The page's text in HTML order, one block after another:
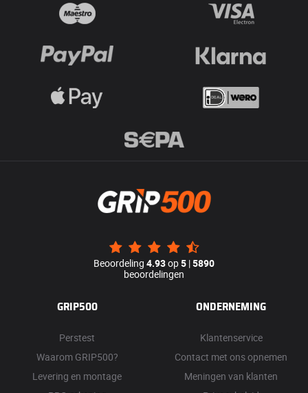
Beoordeling 4.93op5 |5890
beoordelingen
GRIP500
Perstest
Waarom GRIP500?
Levering en montage
ONDERNEMING
Klantenservice
Contact met ons opnemen
Meningen van klanten